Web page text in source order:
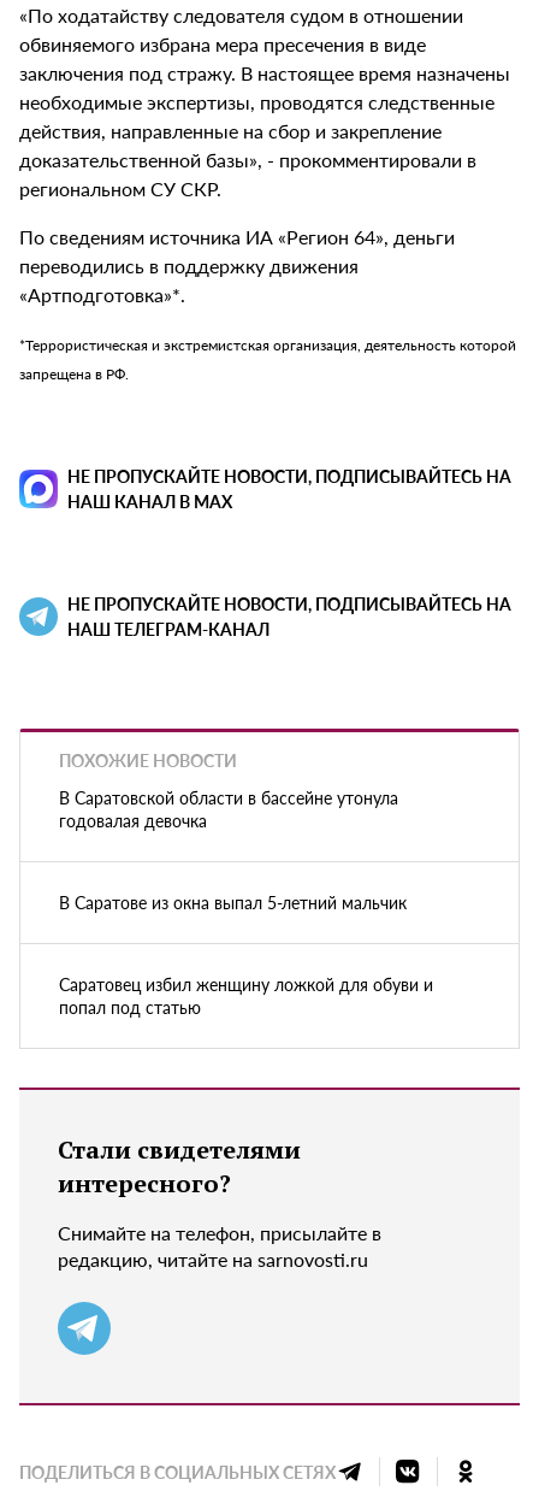
«По ходатайству следователя судом в отношении
обвиняемого избрана мера пресечения в виде
заключения под стражу. В настоящее время назначены
необходимые экспертизы, проводятся следственные
действия, направленные на сбор и закрепление
доказательственной базы», - прокомментировали в
региональном СУ СКР.
По сведениям источника ИА «Регион 64», деньги
переводились в поддержку движения
«Артподготовка»*.
*Террористическая и экстремистская организация, деятельность которой
запрещена в РФ.
НЕ ПРОПУСКАЙТЕ НОВОСТИ, ПОДПИСЫВАЙТЕСЬ НА
НАШ КАНАЛ В MAX
НЕ ПРОПУСКАЙТЕ НОВОСТИ, ПОДПИСЫВАЙТЕСЬ НА
НАШ ТЕЛЕГРАМ-КАНАЛ
ПОХОЖИЕ НОВОСТИ
В Саратовской области в бассейне утонула
годовалая девочка
В Саратове из окна выпал 5-летний мальчик
Саратовец избил женщину ложкой для обуви и
попал под статью
Стали свидетелями
интересного?
Снимайте на телефон, присылайте в
редакцию, читайте на sarnovosti.ru
ПОДЕЛИТЬСЯ В СОЦИАЛЬНЫХ СЕТЯХ